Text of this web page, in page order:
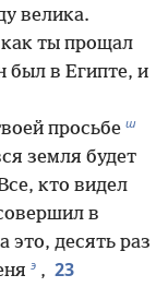
велика.
ты прощал
был в Египте, и
просьбе ш
земля будет
кто видел
в
это, десять раз
э , 23